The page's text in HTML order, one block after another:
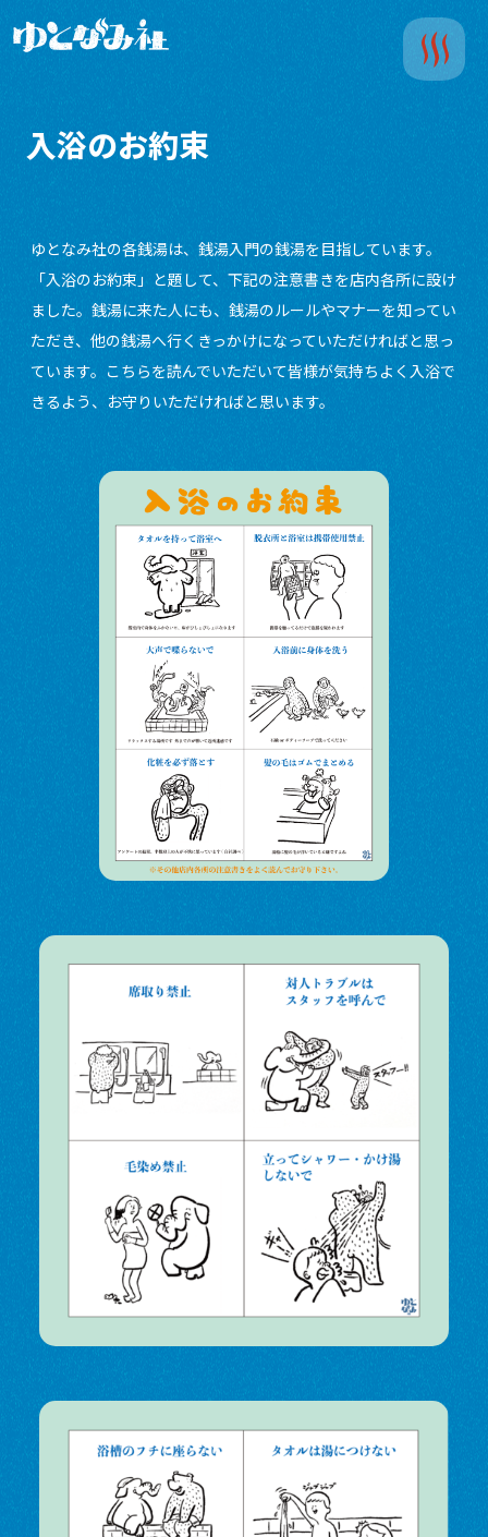
入浴のお約束
ゆとなみ社の各銭湯は、銭湯入門の銭湯を目指しています。
「入浴のお約束」と題して、下記の注意書きを店内各所に設け
ました。銭湯に来た人にも、銭湯のルールやマナーを知ってい
ただき、他の銭湯へ行くきっかけになっていただければと思っ
ています。こちらを読んでいただいて皆様が気持ちよく入浴で
きるよう、お守りいただければと思います。